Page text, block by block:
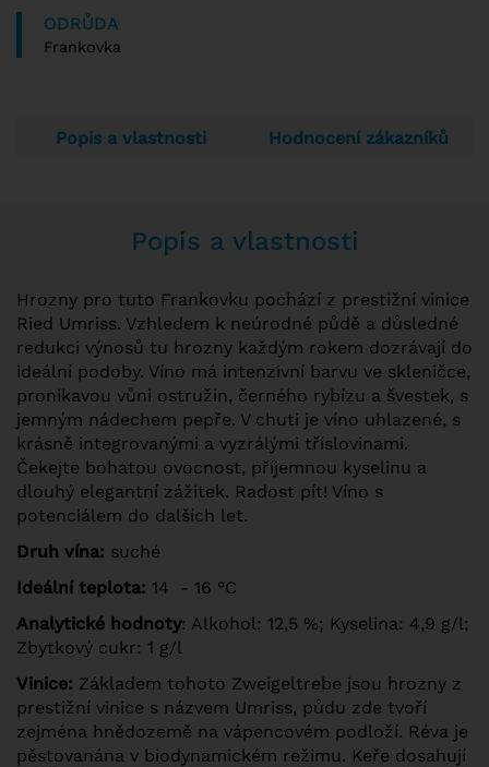
ODRŮDA
Frankovka
Popis a vlastnosti Hodnocení zákazníků
Popis a vlastnosti
Hrozny pro tuto Frankovku pochází z prestižní vinice
Ried Umriss. Vzhledem k neúrodné půdě a důsledné
redukci výnosů tu hrozny každým rokem dozrávají do
ideální podoby. Víno má intenzivní barvu ve skleničce,
pronikavou vůni ostružin, černého rybízu a švestek, s
jemným nádechem pepře. V chuti je víno uhlazené, s
krásně integrovanými a vyzrálými tříslovinami.
Čekejte bohatou ovocnost, příjemnou kyselinu a
dlouhý elegantní zážitek. Radost pít! Víno s
potenciálem do dalších let.
Druh vína: suché
Ideální teplota: 14 - 16 °C
Analytické hodnoty: Alkohol: 12,5 %; Kyselina: 4,9 g/l;
Zbytkový cukr: 1 g/l
Vinice: Základem tohoto Zweigeltrebe jsou hrozny z
prestižní vinice s názvem Umriss, půdu zde tvoří
zejména hnědozemě na vápencovém podloží. Réva je
pěstovanána v biodynamickém režimu. Keře dosahují